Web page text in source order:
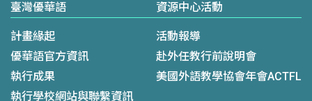
臺灣優華語
計畫緣起
優華語官方資訊
執行成果
執行學校網站與聯繫資訊
資源中心活動
活動報導
赴外任教行前說明會
美國外語教學協會年會ACTFL